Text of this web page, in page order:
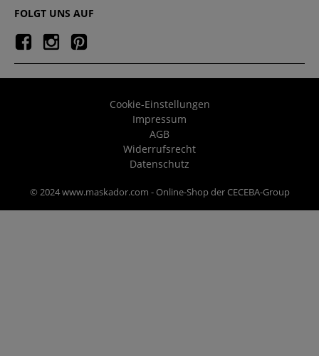
FOLGT UNS AUF
Cookie-Einstellungen
Impressum
AGB
Widerrufsrecht
Datenschutz
© 2024 www.maskador.com - Online-Shop der CECEBA-Group